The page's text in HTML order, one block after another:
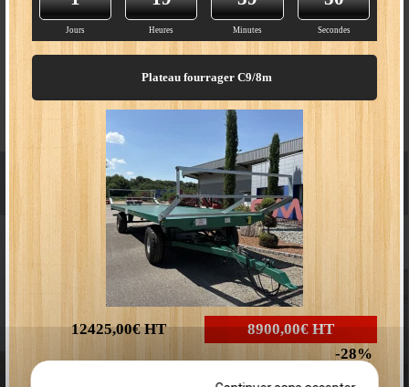
Jours Heures Minutes Secondes
Plateau fourrager C9/8m
12425,00€HT 8900,00€HT
28
disponibles
PLATEAU FOURRAGER C12